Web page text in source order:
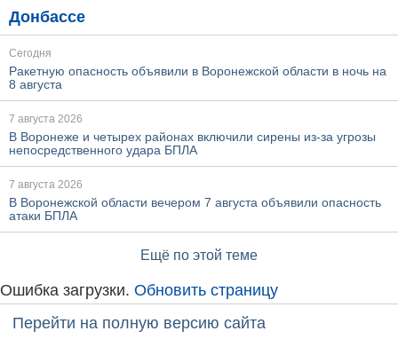
Донбассе
Сегодня
Ракетную опасность объявили в Воронежской области в ночь на
8 августа
7 августа 2026
В Воронеже и четырех районах включили сирены из-за угрозы
непосредственного удара БПЛА
7 августа 2026
В Воронежской области вечером 7 августа объявили опасность
атаки БПЛА
Ещё по этой теме
Ошибка загрузки. Обновить страницу
Перейти на полную версию сайта